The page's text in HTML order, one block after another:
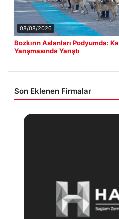
08/08/2026
Bozkırın Aslanları Podyumda:
Yarışmasında Yarıştı
Son Eklenen Firmalar